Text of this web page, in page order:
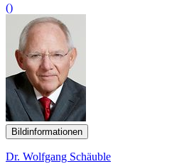
()
Bildinformationen
Dr. Wolfgang Schäuble